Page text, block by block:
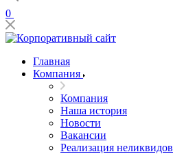
0
Главная
Компания
Компания
Наша история
Новости
Вакансии
Реализация неликвидов